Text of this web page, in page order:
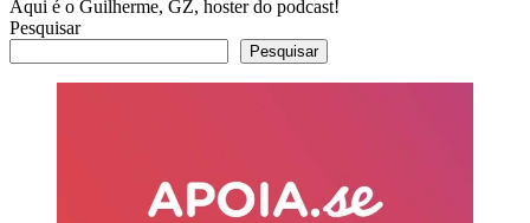
Aqui é o Guilherme, GZ, hoster do podcast!
Pesquisar
Pesquisar